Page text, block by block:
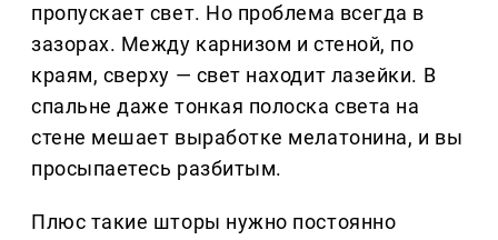
пропускает свет. Но проблема всегда в
зазорах. Между карнизом и стеной, по
краям, сверху — свет находит лазейки. В
спальне даже тонкая полоска света на
стене мешает выработке мелатонина, и вы
просыпаетесь разбитым.
Плюс такие шторы нужно постоянно